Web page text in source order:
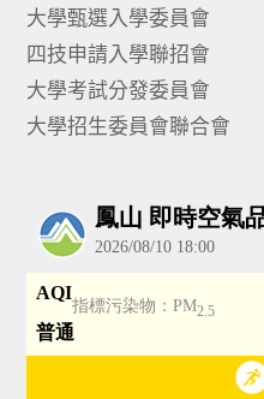
大學甄選入學委員會
四技申請入學聯招會
大學考試分發委員會
大學招生委員會聯合會